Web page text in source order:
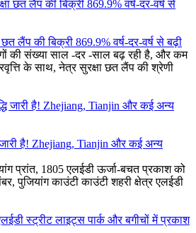
लैंप की बिक्री 869.9% वर्ष-दर-वर्ष से बढ़ी
की संख्या साल -दर -साल बढ़ रही है, और कम
के साथ, नेत्र सुरक्षा छत लैंप की श्रेणी
जारी है! Zhejiang, Tianjin और कई अन्य
प्रांत, 1805 एलईडी ऊर्जा-बचत प्रकाश को
पुजियांग काउंटी काउंटी शहरी क्षेत्र एलईडी